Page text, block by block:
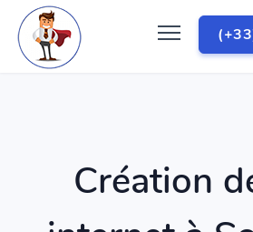
Création